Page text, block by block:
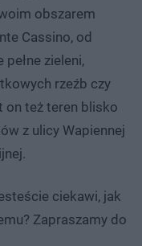
obszarem
Cassino, od
pełne zieleni,
rzeźb czy
on też teren blisko
z ulicy Wapiennej
ciekawi, jak
Zapraszamy do